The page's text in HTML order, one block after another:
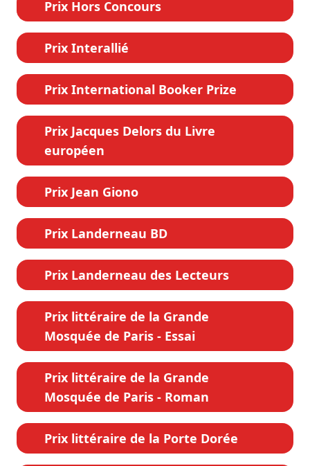
Prix Hors Concours
Prix Interallié
Prix International Booker Prize
Prix Jacques Delors du Livre
européen
Prix Jean Giono
Prix Landerneau BD
Prix Landerneau des Lecteurs
Prix littéraire de la Grande
Mosquée de Paris - Essai
Prix littéraire de la Grande
Mosquée de Paris - Roman
Prix littéraire de la Porte Dorée